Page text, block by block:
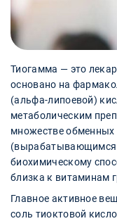
Тиогамма — это
основано на
(альфа-липоевой)
метаболическим
множестве обменных
(вырабатывающимся
биохимическому
близка к витаминам
Главное активное
соль тиоктовой